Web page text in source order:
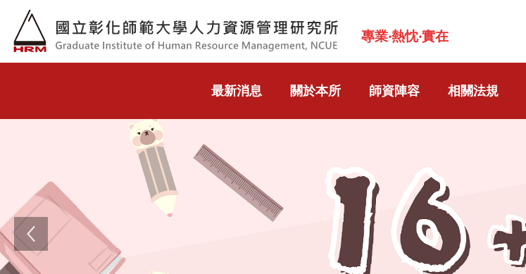
跳到主要內容
專業‧熱忱‧實在
最新消息 關於本所 師資陣容 相關法規
Previous